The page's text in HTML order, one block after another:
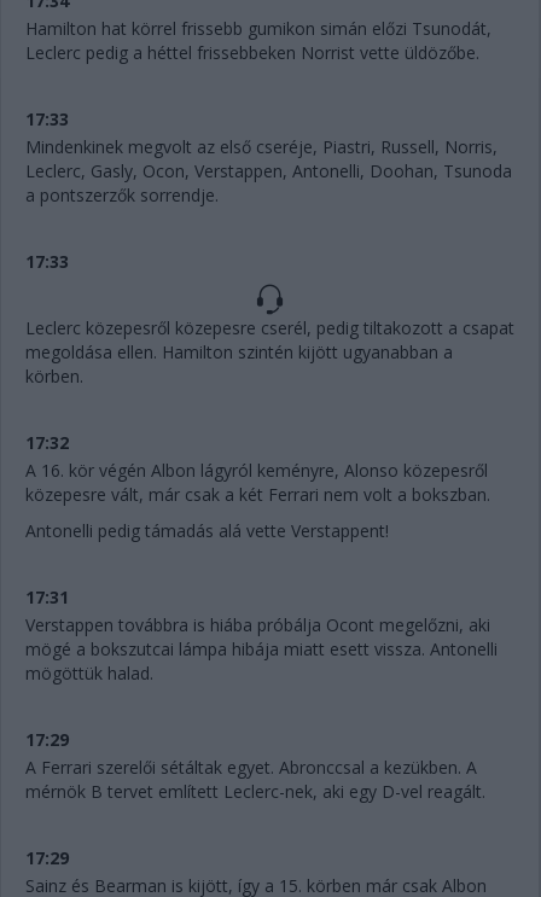
Hamilton hat körrel frissebb gumikon simán előzi Tsunodát,
Leclerc pedig a héttel frissebbeken Norrist vette üldözőbe.
17:33
Mindenkinek megvolt az első cseréje, Piastri, Russell, Norris,
Leclerc, Gasly, Ocon, Verstappen, Antonelli, Doohan, Tsunoda
a pontszerzők sorrendje.
17:33
Leclerc közepesről közepesre cserél, pedig tiltakozott a csapat
megoldása ellen. Hamilton szintén kijött ugyanabban a
körben.
17:32
A 16. kör végén Albon lágyról keményre, Alonso közepesről
közepesre vált, már csak a két Ferrari nem volt a bokszban.
Antonelli pedig támadás alá vette Verstappent!
17:31
Verstappen továbbra is hiába próbálja Ocont megelőzni, aki
mögé a bokszutcai lámpa hibája miatt esett vissza. Antonelli
mögöttük halad.
17:29
A Ferrari szerelői sétáltak egyet. Abronccsal a kezükben. A
mérnök B tervet említett Leclerc-nek, aki egy D-vel reagált.
17:29
Sainz és Bearman is kijött, így a 15. körben már csak Albon